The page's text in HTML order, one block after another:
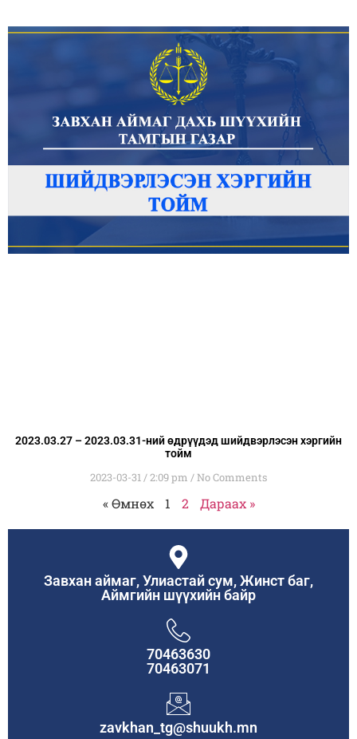
2023.03.27 – 2023.03.31-ний өдрүүдэд шийдвэрлэсэн хэргийн
тойм
2023-03-31 2:09 pm No Comments
« Өмнөх 1 2 Дараах »
Завхан аймаг, Улиастай сум, Жинст баг,
Аймгийн шүүхийн байр
70463630
70463071
zavkhan_tg@shuukh.mn